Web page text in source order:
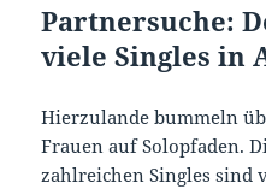
Partnersuche:
viele Singles in
Hierzulande bummeln
Frauen auf Solopfaden.
zahlreichen Singles sind